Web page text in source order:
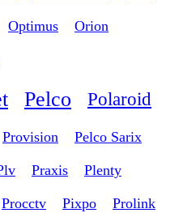
Optimus Orion
Pelco Polaroid
Provision Pelco Sarix
Praxis Plenty
Procctv Pixpo Prolink